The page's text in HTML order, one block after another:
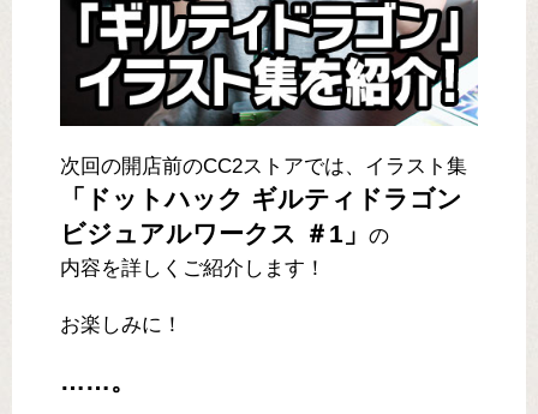
次回の開店前のCC2ストアでは、イラスト集
「ドットハック ギルティドラゴン
ビジュアルワークス ＃1」 の
内容を詳しくご紹介します！
お楽しみに！
……。